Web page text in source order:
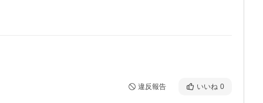
違反報告 いいね 0